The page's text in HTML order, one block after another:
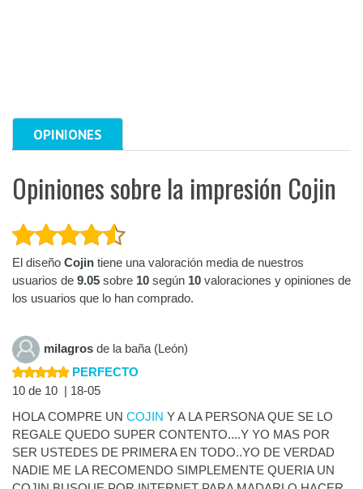
OPINIONES
Opiniones sobre la impresión Cojin
El diseño Cojin tiene una valoración media de nuestros
usuarios de 9.05 sobre 10 según 10 valoraciones y opiniones de
los usuarios que lo han comprado.
milagros de la baña (León)
PERFECTO
10 de 10 | 18-05
HOLA COMPRE UN COJIN Y A LA PERSONA QUE SE LO
REGALE QUEDO SUPER CONTENTO....Y YO MAS POR
SER USTEDES DE PRIMERA EN TODO..YO DE VERDAD
NADIE ME LA RECOMENDO SIMPLEMENTE QUERIA UN